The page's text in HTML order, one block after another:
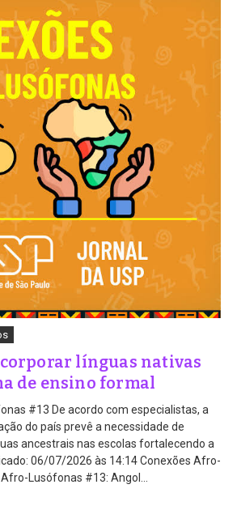
línguas nativas
de ensino formal
#13 De acordo com especialistas, a
do país prevê a necessidade de
ancestrais nas escolas fortalecendo a
06/07/2026 às 14:14 Conexões Afro-
Lusófonas #13: Angol...